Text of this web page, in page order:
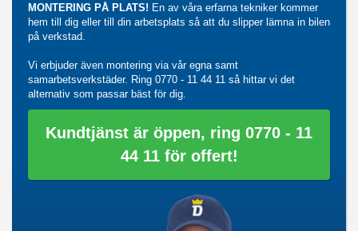
MONTERING PÅ PLATS! En av våra erfarna tekniker kommer
hem till dig eller till din arbetsplats så att du slipper lämna in bilen
på verkstad.
Vi erbjuder även montering via vår egna samt
samarbetsverkstäder. Ring 0770 - 11 44 11 så hittar vi det
alternativ som passar bäst för dig.
Kundtjänst är öppen, ring 0770 - 11
44 11 för offert!